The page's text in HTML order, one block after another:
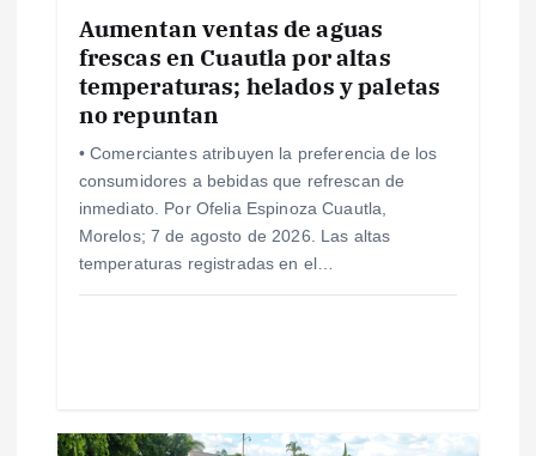
Aumentan ventas de aguas
frescas en Cuautla por altas
temperaturas; helados y paletas
no repuntan
• Comerciantes atribuyen la preferencia de los
consumidores a bebidas que refrescan de
inmediato. Por Ofelia Espinoza Cuautla,
Morelos; 7 de agosto de 2026. Las altas
temperaturas registradas en el…